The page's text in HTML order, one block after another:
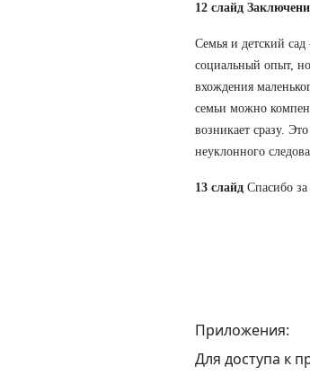
12 слайд
Семья и детский
социальный опыт,
вхождения
семьи можно
возникает сразу.
неуклонного
13 слайд Спасибо
Приложения:
Для доступа к